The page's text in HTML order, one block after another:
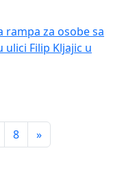
rampa za osobe sa
Filip Kljajic u
8 »